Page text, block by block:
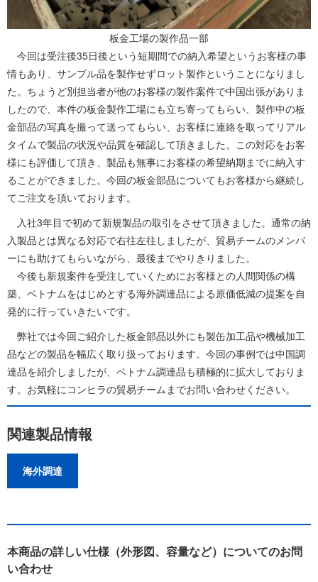
板金工場の製作品一部
今回は受注後35日後という短期間での納入希望というお客様の事
情もあり、サンプル品を製作せずロット製作ということになりまし
た。ちょうど別担当者が他のお客様の製作案件で中国出張がありま
したので、本件の板金製作工場にも立ち寄ってもらい、製作中の板
金部品の写真を撮って送ってもらい、お客様に連絡を取ってリアル
タイムで製品の状況や品質を確認して頂きました。この対応をお客
様にも評価して頂き、製品も無事にお客様の希望納期までに納入す
ることができました。今回の板金部品についてもお客様から継続し
てご注文を頂いております。
入社3年目で初めて新規製品の取引をさせて頂きました。通常の納
入製品とは異なる対応で右往左往しましたが、貿易チームのメンバ
ーにも助けてもらいながら、最後までやりきりました。
今後も新規案件を受注していくためにお客様との人間関係の構
築、ベトナムをはじめとする海外調達品による原価低減の提案を自
発的に行っていきたいです。
弊社では今回ご紹介した板金部品以外にも製缶加工品や機械加工
品などの製品を幅広く取り扱っております。今回の事例では中国調
達品を紹介しましたが、ベトナム調達品も積極的に拡大しておりま
す。お気軽にコンヒラの貿易チームまでお問い合わせください。
関連製品情報
海外調達
本商品の詳しい仕様（外形図、容量など）についてのお問
い合わせ